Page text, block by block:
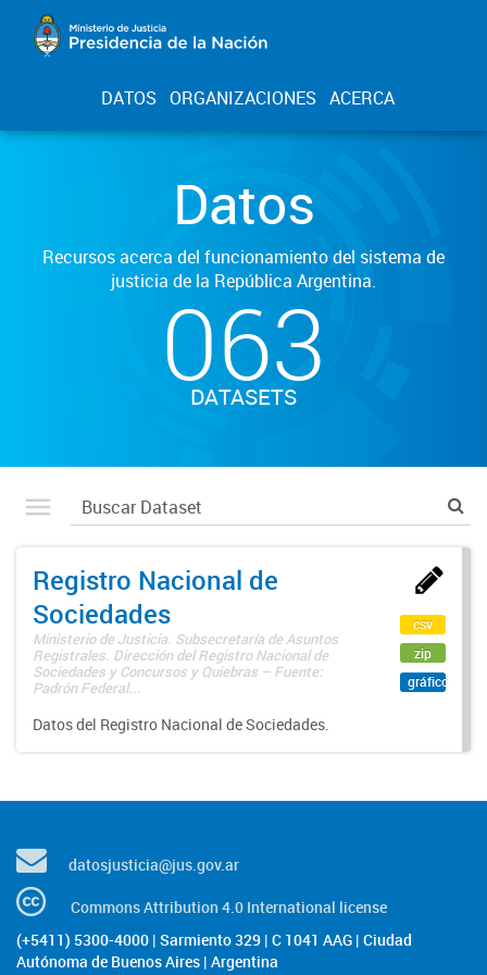
DATOS ORGANIZACIONES ACERCA
Datos
Recursos acerca del funcionamiento del sistema de
justicia de la República Argentina.
063
DATASETS
Registro Nacional de
Sociedades
Ministerio de Justicia. Subsecretaría de Asuntos
Registrales. Dirección del Registro Nacional de
Sociedades y Concursos y Quiebras – Fuente:
Padrón Federal...
Datos del Registro Nacional de Sociedades.
csv
zip
gráfico
datosjusticia@jus.gov.ar
Commons Attribution 4.0 International license
(+5411) 5300-4000 | Sarmiento 329 | C 1041 AAG | Ciudad
Autónoma de Buenos Aires | Argentina